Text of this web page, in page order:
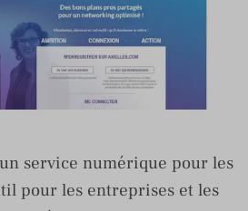
service numérique pour les
pour les entreprises et les